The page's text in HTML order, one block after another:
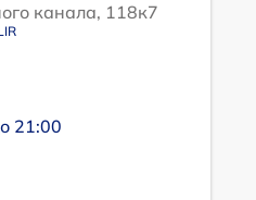
канала, 118к7
21:00